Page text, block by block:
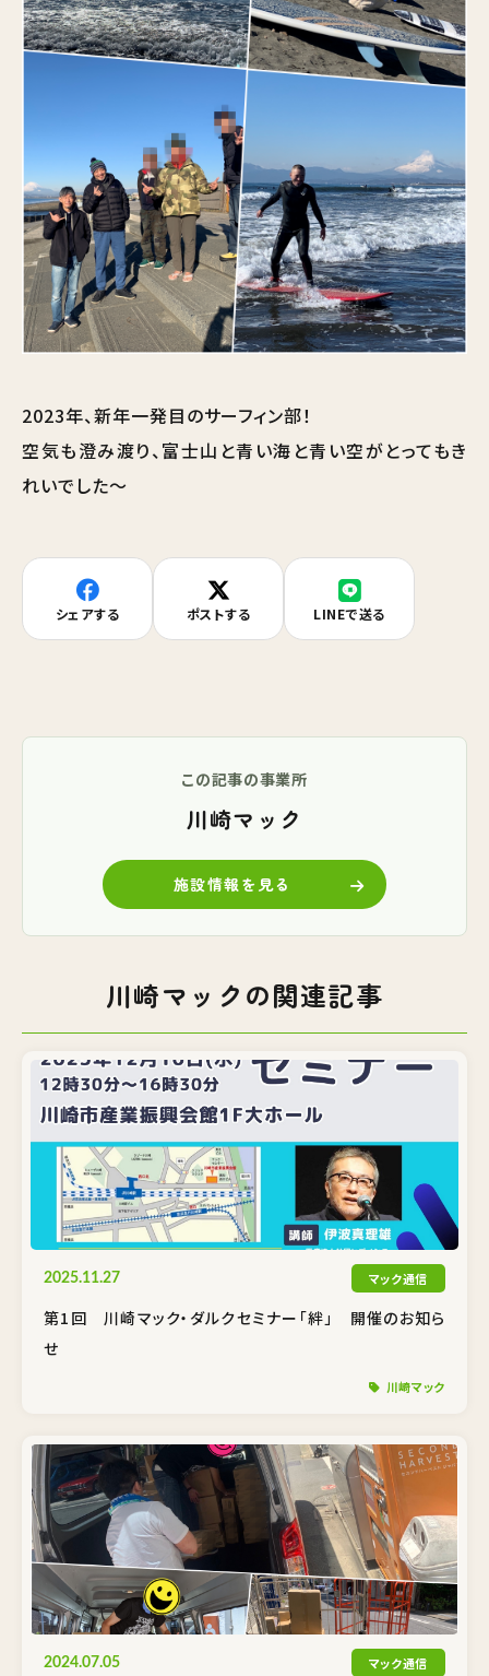
2023年、新年一発目のサーフィン部！
空気も澄み渡り、富士山と青い海と青い空がとってもき
れいでした～
シェアする ポストする LINEで送る
この記事の事業所
川崎マック
施設情報を見る
川崎マックの関連記事
2025.11.27 マック通信
第1回 川崎マック・ダルクセミナー「絆」 開催のお知ら
せ
川崎マック
2024.07.05 マック通信